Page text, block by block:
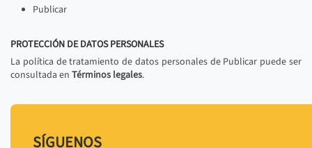
Publicar
PROTECCIÓN DE DATOS PERSONALES
La política de tratamiento de datos personales de Publicar puede ser
consultada en Términos legales.
SÍGUENOS